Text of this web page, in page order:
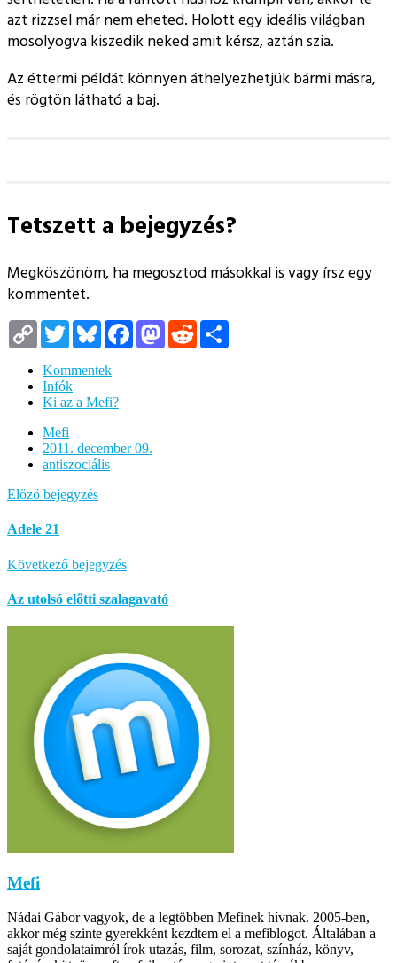
azt rizzsel már nem eheted. Holott egy ideális világban
mosolyogva kiszedik neked amit kérsz, aztán szia.
Az éttermi példát könnyen áthelyezhetjük bármi másra,
és rögtön látható a baj.
Tetszett a bejegyzés?
Megköszönöm, ha megosztod másokkal is vagy írsz egy
kommentet.
Copy
Link
TwitterBlueskyFacebookMastodon
Reddit
Kommentek
Infók
Ki az a Mefi?
Mefi
2011. december 09.
antiszociális
Előző bejegyzés
Adele 21
Következő bejegyzés
Az utolsó előtti szalagavató
Mefi
Nádai Gábor vagyok, de a legtöbben Mefinek hívnak. 2005-ben,
akkor még szinte gyerekként kezdtem el a mefiblogot. Általában a
saját gondolataimról írok utazás, film, sorozat, színház, könyv,